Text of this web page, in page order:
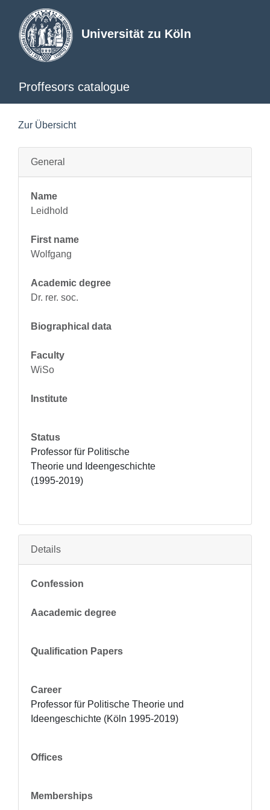
Universität zu Köln
Proffesors catalogue
Zur Übersicht
General
Name
Leidhold
First name
Wolfgang
Academic degree
Dr. rer. soc.
Biographical data
Faculty
WiSo
Institute
Status
Professor für Politische
Theorie und Ideengeschichte
(1995-2019)
Details
Confession
Aacademic degree
Qualification Papers
Career
Professor für Politische Theorie und
Ideengeschichte (Köln 1995-2019)
Offices
Memberships